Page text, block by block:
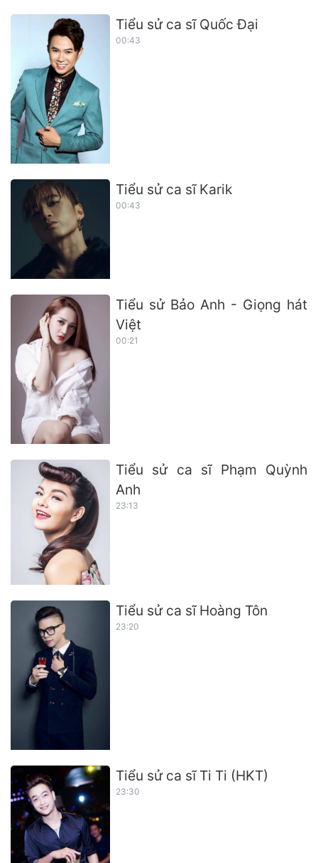
Tiểu sử ca sĩ Quốc Đại
00:43
Tiểu sử ca sĩ Karik
00:43
Tiểu sử Bảo Anh - Giọng hát
Việt
00:21
Tiểu sử ca sĩ Phạm Quỳnh
Anh
23:13
Tiểu sử ca sĩ Hoàng Tôn
23:20
Tiểu sử ca sĩ Ti Ti (HKT)
23:30